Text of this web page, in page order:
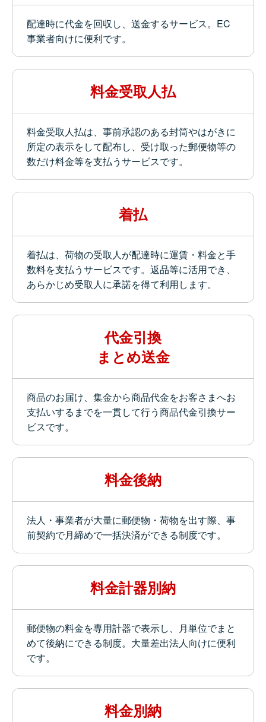
配達時に代金を回収し、送金するサービス。EC
事業者向けに便利です。
料金受取人払
料金受取人払は、事前承認のある封筒やはがきに
所定の表示をして配布し、受け取った郵便物等の
数だけ料金等を支払うサービスです。
着払
着払は、荷物の受取人が配達時に運賃・料金と手
数料を支払うサービスです。返品等に活用でき、
あらかじめ受取人に承諾を得て利用します。
代金引換
まとめ送金
商品のお届け、集金から商品代金をお客さまへお
支払いするまでを一貫して行う商品代金引換サー
ビスです。
料金後納
法人・事業者が大量に郵便物・荷物を出す際、事
前契約で月締めで一括決済ができる制度です。
料金計器別納
郵便物の料金を専用計器で表示し、月単位でまと
めて後納にできる制度。大量差出法人向けに便利
です。
料金別納